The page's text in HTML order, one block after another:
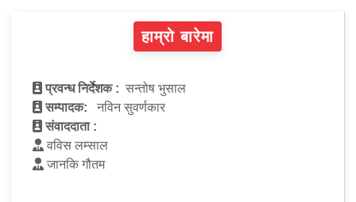
हाम्रो बारेमा
प्रवन्ध निर्देशक : सन्तोष भुसाल
सम्पादक:
नविन सुवर्णकार
संवाददाता :
वविस लम्साल
जानकि गौतम